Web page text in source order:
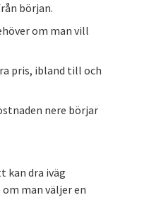
början.
om man vill
pris, ibland till och
nere börjar
kan dra iväg
man väljer en